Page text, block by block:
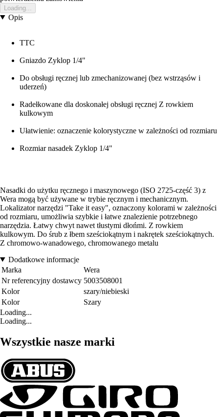
Loading...
Opis
TTC
Gniazdo Zyklop 1/4"
Do obsługi ręcznej lub zmechanizowanej (bez wstrząsów i
uderzeń)
Radełkowane dla doskonałej obsługi ręcznej Z rowkiem
kulkowym
Ułatwienie: oznaczenie kolorystyczne w zależności od rozmiaru
Rozmiar nasadek Zyklop 1/4"
Nasadki do użytku ręcznego i maszynowego (ISO 2725-część 3) z
Wera mogą być używane w trybie ręcznym i mechanicznym.
Lokalizator narzędzi "Take it easy", oznaczony kolorami w zależności
od rozmiaru, umożliwia szybkie i łatwe znalezienie potrzebnego
narzędzia. Łatwy chwyt nawet tłustymi dłońmi. Z rowkiem
kulkowym. Do śrub z łbem sześciokątnym i nakrętek sześciokątnych.
Z chromowo-wanadowego, chromowanego metalu
Dodatkowe informacje
Marka
Wera
Nr referencyjny dostawcy 5003508001
Kolor
szary/niebieski
Kolor
Szary
Loading...
Loading...
Wszystkie nasze marki